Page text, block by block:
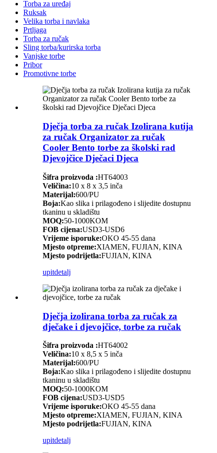
Torba za uređaj
Ruksak
Velika torba i navlaka
Prtljaga
Torba za ručak
Sling torba/kurirska torba
Vanjske torbe
Pribor
Promotivne torbe
Dječja torba za ručak Izolirana kutija
za ručak Organizator za ručak
Cooler Bento torbe za školski rad
Djevojčice Dječaci Djeca
Šifra proizvoda :HT64003
Veličina:10 x 8 x 3,5 inča
Materijal:600/PU
Boja:Kao slika i prilagođeno i slijedite dostupnu
tkaninu u skladištu
MOQ:50-1000KOM
FOB cijena:USD3-USD6
Vrijeme isporuke:OKO 45-55 dana
Mjesto otpreme:XIAMEN, FUJIAN, KINA
Mjesto podrijetla:FUJIAN, KINA
upitdetalj
Dječja izolirana torba za ručak za
dječake i djevojčice, torbe za ručak
Šifra proizvoda :HT64002
Veličina:10 x 8,5 x 5 inča
Materijal:600/PU
Boja:Kao slika i prilagođeno i slijedite dostupnu
tkaninu u skladištu
MOQ:50-1000KOM
FOB cijena:USD3-USD5
Vrijeme isporuke:OKO 45-55 dana
Mjesto otpreme:XIAMEN, FUJIAN, KINA
Mjesto podrijetla:FUJIAN, KINA
upitdetalj